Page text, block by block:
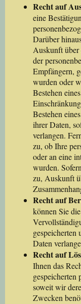
Recht auf
eine
Darüber
Auskunft über
der
Empfängern,
wurden oder
Bestehen
Bestehen
ihrer Daten,
verlangen.
zu, ob Ihre
oder an eine
wurden.
zu, Auskunft
Recht auf
können Sie
gespeicherten
Daten
Recht auf
Ihnen das
gespeicherten
soweit wir
Zwecken